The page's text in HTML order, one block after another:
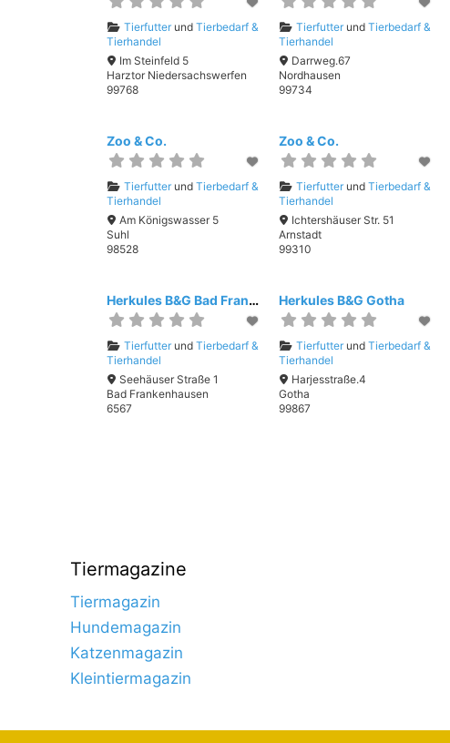
Tierfutterund Tierbedarf &
Tierhandel
Im Steinfeld 5
Harztor Niedersachswerfen
99768
Tierfutterund Tierbedarf &
Tierhandel
Darrweg.67
Nordhausen
99734
Zoo & Co.
Tierfutterund Tierbedarf &
Tierhandel
Am Königswasser 5
Suhl
98528
Zoo & Co.
Tierfutterund Tierbedarf &
Tierhandel
Ichtershäuser Str. 51
Arnstadt
99310
Herkules B&G Bad Frankenhausen
Tierfutterund Tierbedarf &
Tierhandel
Seehäuser Straße 1
Bad Frankenhausen
6567
Herkules B&G Gotha
Tierfutterund Tierbedarf &
Tierhandel
Harjesstraße.4
Gotha
99867
Tiermagazine
Tiermagazin
Hundemagazin
Katzenmagazin
Kleintiermagazin